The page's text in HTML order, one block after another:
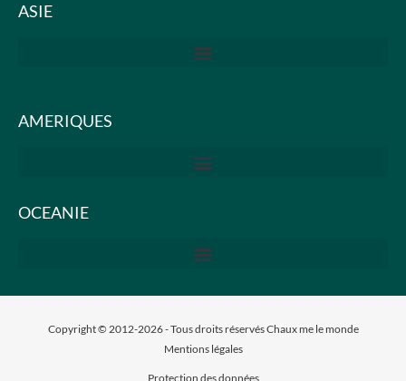
ASIE
AMERIQUES
OCEANIE
Copyright © 2012-2026 - Tous droits réservés Chaux me le monde
Mentions légales
Protection des données